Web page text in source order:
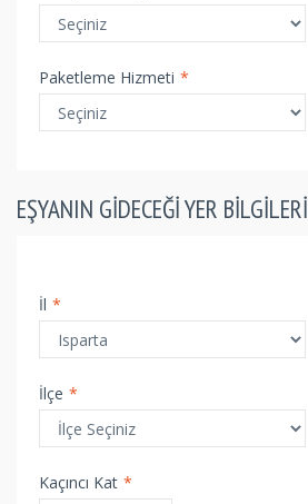
Paketleme Hizmeti *
EŞYANIN GIDECEĞI YER BILGILERI
İl *
İlçe *
Kaçıncı Kat *